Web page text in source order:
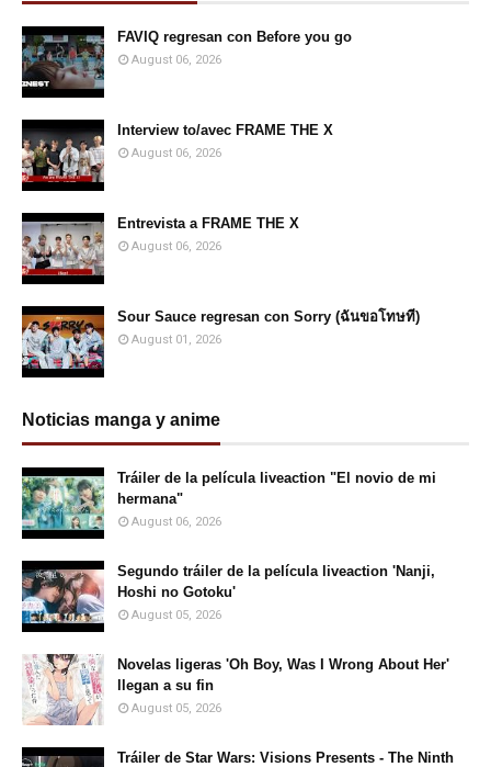
FAVIQ regresan con Before you go
August 06, 2026
Interview to/avec FRAME THE X
August 06, 2026
Entrevista a FRAME THE X
August 06, 2026
Sour Sauce regresan con Sorry (ฉันขอโทษที)
August 01, 2026
Noticias manga y anime
Tráiler de la película liveaction "El novio de mi
hermana"
August 06, 2026
Segundo tráiler de la película liveaction 'Nanji,
Hoshi no Gotoku'
August 05, 2026
Novelas ligeras 'Oh Boy, Was I Wrong About Her'
llegan a su fin
August 05, 2026
Tráiler de Star Wars: Visions Presents - The Ninth